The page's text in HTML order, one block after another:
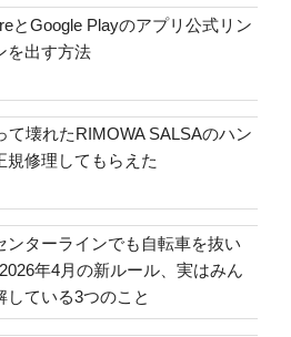
とGoogle Playのアプリ公式リン
を出す方法
て壊れたRIMOWA SALSAのハン
規修理してもらえた
ンターラインでも自転車を抜い
年4月の新ルール、実はみん
している3つのこと